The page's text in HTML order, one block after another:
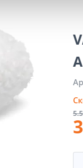
5
3